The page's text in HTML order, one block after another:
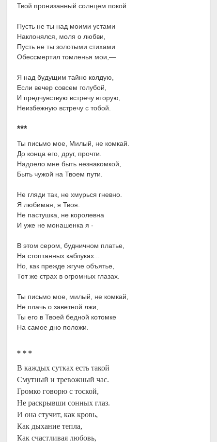
Твой пронизанный солнцем покой.
Пусть не ты над моими устами
Наклонялся, моля о любви,
Пусть не ты золотыми стихами
Обессмертил томленья мои,—
Я над будущим тайно колдую,
Если вечер совсем голубой,
И предчувствую встречу вторую,
Неизбежную встречу с тобой.
***
Ты письмо мое, Милый, не комкай.
До конца его, друг, прочти.
Надоело мне быть незнакомкой,
Быть чужой на Твоем пути.
Не гляди так, не хмурься гневно.
Я любимая, я Твоя.
Не пастушка, не королевна
И уже не монашенка я -
В этом сером, будничном платье,
На стоптанных каблуках...
Но, как прежде жгуче объятье,
Тот же страх в огромных глазах.
Ты письмо мое, милый, не комкай,
Не плачь о заветной лжи,
Ты его в Твоей бедной котомке
На самое дно положи.
* * *
В каждых сутках есть такой
Смутный и тревожный час.
Громко говорю с тоской,
Не раскрывши сонных глаз.
И она стучит, как кровь,
Как дыхание тепла,
Как счастливая любовь,